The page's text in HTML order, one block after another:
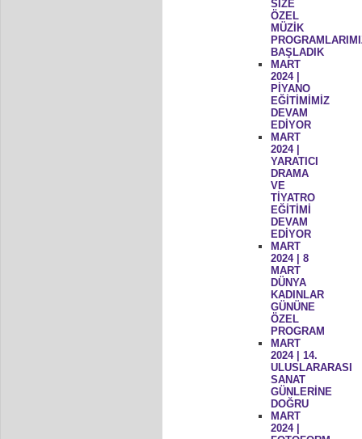
SİZE
ÖZEL
MÜZİK
BAŞLADIK
MART
2024 |
PİYANO
EĞİTİMİMİZ
DEVAM
EDİYOR
MART
2024 |
YARATICI
DRAMA
VE
TİYATRO
EĞİTİMİ
DEVAM
EDİYOR
MART
2024 | 8
MART
DÜNYA
KADINLAR
GÜNÜNE
ÖZEL
PROGRAM
MART
2024 | 14.
ULUSLARARASI
SANAT
GÜNLERİNE
DOĞRU
MART
2024 |